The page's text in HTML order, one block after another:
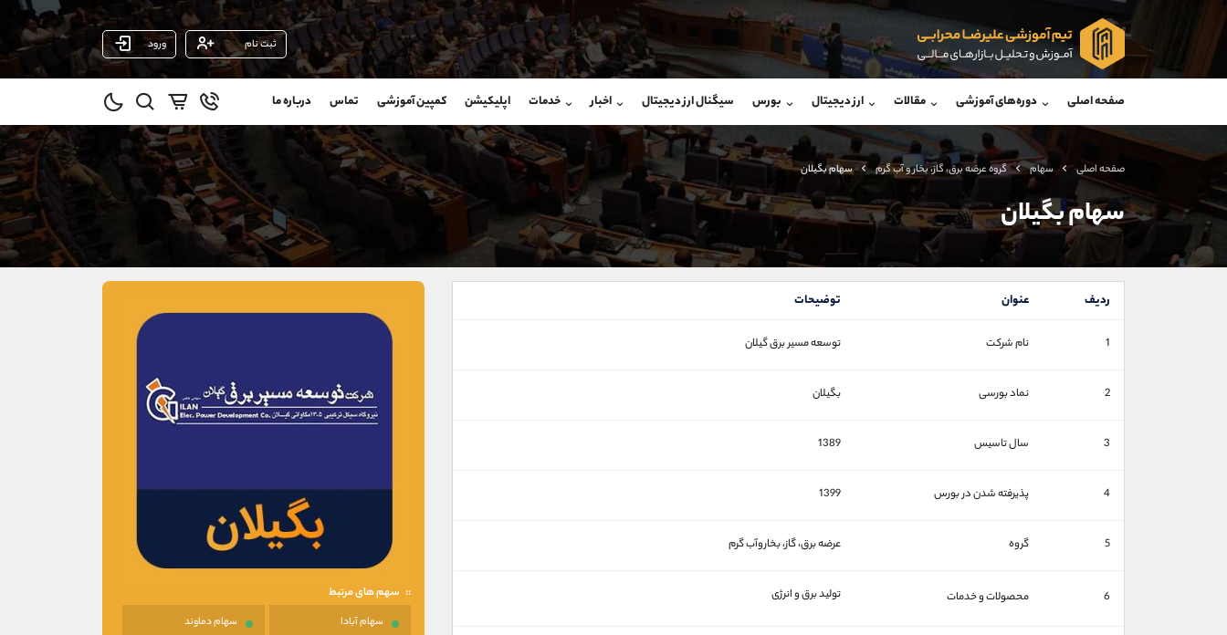
ثبت نام ورود
صفحه اصلی دوره‌های آموزشی مقالات ارز دیجیتال بورس سیگنال ارز دیجیتال اخبار خدمات اپلیکیشن کمپین آموزشی تماس درباره ما
صفحه اصلی سهام گروه عرضه برق، گاز، بخار و آب گرم سهام بگیلان
سهام بگیلان
ردیف عنوان توضیحات
1 نام شرکت توسعه مسیر برق گیلان
2 نماد بورسی بگیلان
3 سال تاسیس 1389
4 پذیرفته شدن در بورس 1399
5 گروه عرضه برق، گاز، بخاروآب گرم
6 محصولات و خدمات تولید برق و انرژی سهم های مرتبط
سهام آبادا سهام دماوند
واتساپ شروع گفتگو
@Armteam_admin_33
داخلی 118
واتساپ شروع گفتگو
تلگرام @Armteam_admin_103
103
شروع گفتگو
@Armteam_admin_104
داخلی 104
(ایمان پوراسماعیلی)
09927779040
واتساپ شروع گفتگو
تلگرام @Armteam_admin_por
اطلاعات تماس (دفتر فروش)
021-22021030
تلفن
بدون پیش شماره 90001030
@alireza.mehrabii
@alirezamehrabi_official